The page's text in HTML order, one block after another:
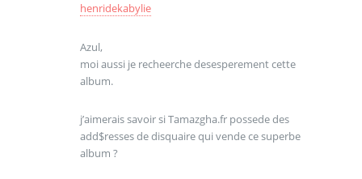
henridekabylie
Azul,
moi aussi je recheerche desesperement cette
album.
j’aimerais savoir si Tamazgha.fr possede des
add$resses de disquaire qui vende ce superbe
album ?